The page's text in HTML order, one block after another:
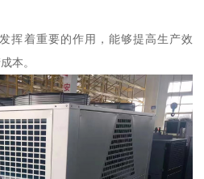
挥着重要的作用，能够提高生产效
本。